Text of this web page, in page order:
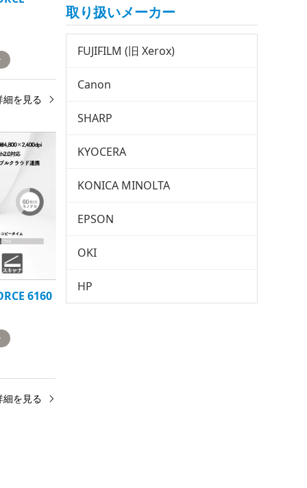
細を見る
6160
細を見る
取り扱いメーカー
FUJIFILM (旧 Xerox)
Canon
SHARP
KYOCERA
KONICA MINOLTA
EPSON
OKI
HP